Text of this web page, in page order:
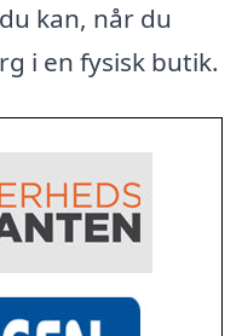
kan, når du
i en fysisk butik.